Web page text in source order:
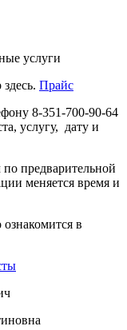
услуги
Прайс
8-351-700-90-64
услугу, дату и
по предварительной
меняется время и
в